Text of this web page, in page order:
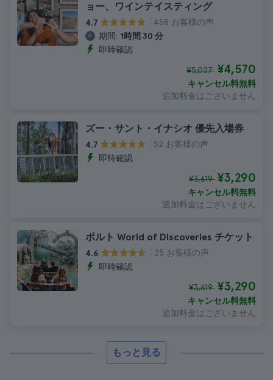
ョー、ワインテイスティング
4.7
458 お客様の声
期間: 1時間 30 分
即時確認
¥5,027 ¥4,570
キャンセル料無料
追加料金はございません
ズー・サント・イナシオ 優先入場券
4.7
52 お客様の声
即時確認
¥3,619 ¥3,290
キャンセル料無料
追加料金はございません
ポルト World of Discoveries チケット
4.6
25 お客様の声
即時確認
¥3,619 ¥3,290
キャンセル料無料
追加料金はございません
もっと見る